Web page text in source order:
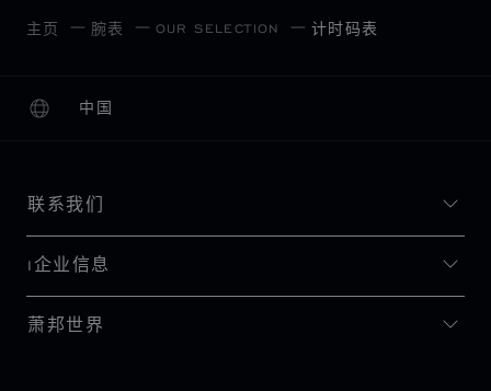
主页 腕表 OUR SELECTION 计时码表
中国
本地化（更改国家/地区）
更改国家/地区
联系我们
I企业信息
萧邦世界